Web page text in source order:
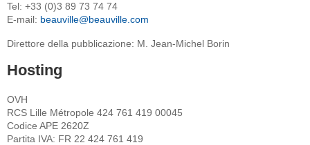
Tel: +33 (0)3 89 73 74 74
E-mail: beauville@beauville.com
Direttore della pubblicazione: M. Jean-Michel Borin
Hosting
OVH
RCS Lille Métropole 424 761 419 00045
Codice APE 2620Z
Partita IVA: FR 22 424 761 419